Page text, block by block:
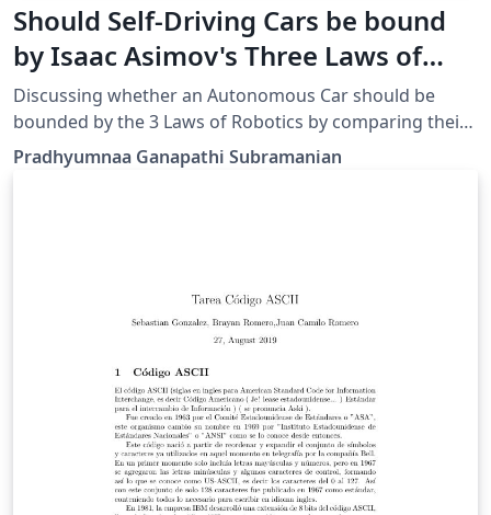
Should Self-Driving Cars be bound
by Isaac Asimov's Three Laws of
Robotics?
Discussing whether an Autonomous Car should be
bounded by the 3 Laws of Robotics by comparing their
definitions. This is the first research paper I have ever
written so the references would be a lackluster.
Pradhyumnaa Ganapathi Subramanian